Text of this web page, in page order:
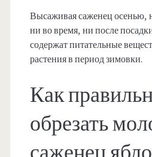
Высаживая саженец осенью,
ни во время, ни после
содержат питательные
растения в период зимовки.
Как
обрезать